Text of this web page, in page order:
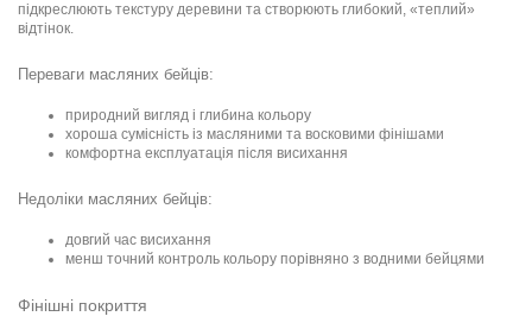
підкреслюють текстуру деревини та створюють глибокий, «теплий»
відтінок.
Переваги масляних бейців:
природний вигляд і глибина кольору
хороша сумісність із масляними та восковими фінішами
комфортна експлуатація після висихання
Недоліки масляних бейців:
довгий час висихання
менш точний контроль кольору порівняно з водними бейцями
Фінішні покриття